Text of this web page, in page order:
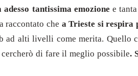
tantissima emozione e
raccontato che a Trieste si respira
alti livelli come merita. Quello
di fare il meglio possibile.